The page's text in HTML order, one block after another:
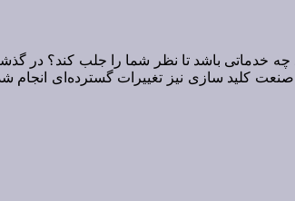
چه خدماتی باشد تا نظر شما را جلب کند؟ در
صنعت کلید سازی نیز تغییرات گسترده‌ای